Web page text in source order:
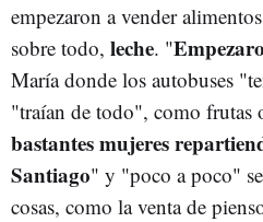
empezaron a vender
sobre todo, leche. "
María donde los autobuses
"traían de todo", como frutas
bastantes mujeres
Santiago" y "poco a poco"
cosas, como la venta de